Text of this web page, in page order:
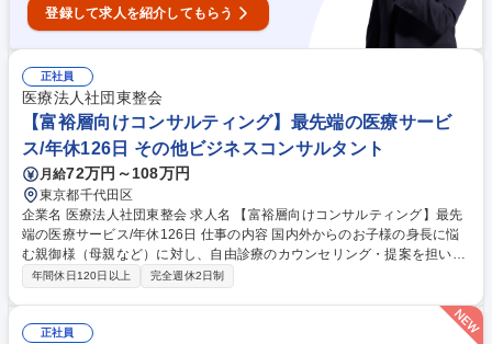
登録して求人を紹介してもらう
正社員
医療法人社団東整会
【富裕層向けコンサルティング】最先端の医療サービ
ス/年休126日 その他ビジネスコンサルタント
月給72万円～108万円
東京都千代田区
企業名 医療法人社団東整会 求人名 【富裕層向けコンサルティング】最先
端の医療サービス/年休126日 仕事の内容 国内外からのお子様の身長に悩
む親御様（母親など）に対し、自由診療のカウンセリング・提案を担いま
す。丁寧なヒアリングを通じて不安を解消し、最適な治療プランを提案す
ルティング ・親御様が抱える不安や治療期間・予算等に関するヒアリング
の実施 ・身長データ解析・専門資料を用いた具体的な治療プランの提案・
年間休日120日以上 完全週休2日制
正社員